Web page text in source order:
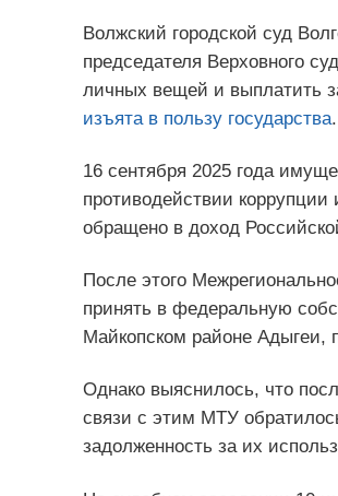
Волжский городской суд
председателя Верховного
личных вещей и выплатить
изъята в пользу государства
16 сентября 2025 года
противодействии
обращено в доход
После этого
принять в федеральную
Майкопском районе Адыгеи,
Однако выяснилось, что
связи с этим МТУ
задолженность за их